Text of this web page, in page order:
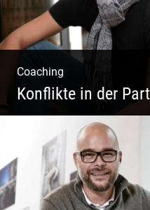
Coaching
Konflikte in der
Paar Coaching –
und Harmonie